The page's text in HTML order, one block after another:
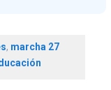
, marcha 27